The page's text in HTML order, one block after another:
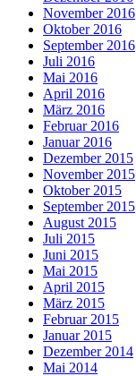
November 2016
Oktober 2016
September 2016
Juli 2016
Mai 2016
April 2016
März 2016
Februar 2016
Januar 2016
Dezember 2015
November 2015
Oktober 2015
September 2015
August 2015
Juli 2015
Juni 2015
Mai 2015
April 2015
März 2015
Februar 2015
Januar 2015
Dezember 2014
Mai 2014